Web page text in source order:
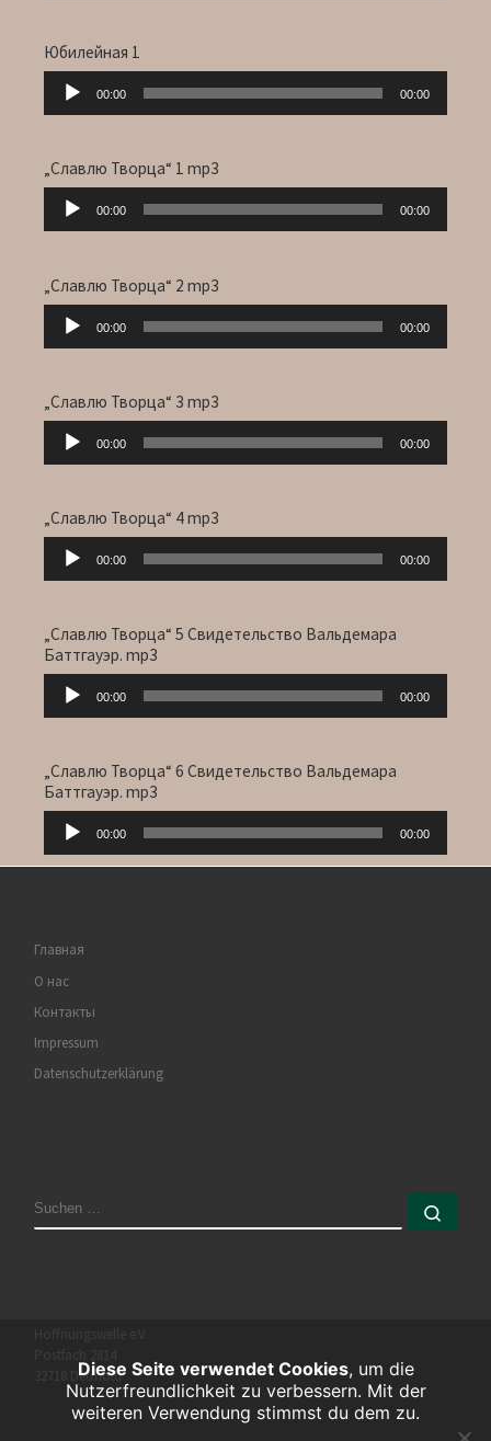
Юбилейная 1
Audio-
Player
00:00 00:00
„Славлю Творца“ 1 mp3
Audio-
Player
00:00 00:00
„Славлю Творца“ 2 mp3
Audio-
Player
00:00 00:00
„Славлю Творца“ 3 mp3
Audio-
Player
00:00 00:00
„Славлю Творца“ 4 mp3
Audio-
Player
00:00 00:00
„Славлю Творца“ 5 Свидетельство Вальдемара
Баттгауэр. mp3
Audio-
Player
00:00 00:00
„Славлю Творца“ 6 Свидетельство Вальдемара
Баттгауэр. mp3
Audio-
Player
00:00 00:00
Главная
О нас
Контакты
Impressum
Datenschutzerklärung
32718 Detmold
Diese Seite verwendet Cookies, um die
Nutzerfreundlichkeit zu verbessern. Mit der
weiteren Verwendung stimmst du dem zu.